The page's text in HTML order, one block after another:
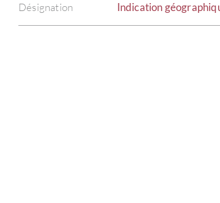
Désignation Indication